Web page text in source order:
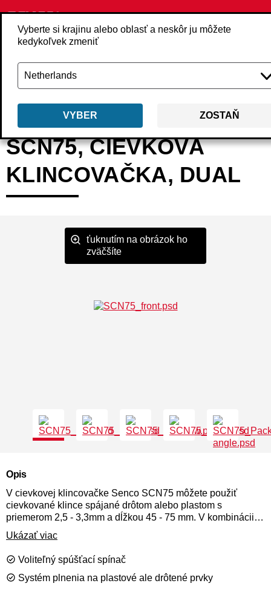
Vyberte si krajinu alebo oblasť a neskôr ju môžete
kedykoľvek zmeniť
VYBER ZOSTAŇ
Späť Produkty Náradie Klincovače
SCN75, CIEVKOVÁ
KLINCOVAČKA, DUAL
ťuknutím na obrázok ho
zväčšíte
Opis
V cievkovej klincovačke Senco SCN75 môžete použiť
cievkované klince spájané drôtom alebo plastom s
priemerom 2,5 - 3,3mm a dĺžkou 45 - 75 mm. V kombinácii s
odolnosťou Senco môže tento nástroj pokrývať široké
spektrum aplikácií od stavebných konštrukcií až po
konštrukcie podláh a paluby.
Ukázať viac
Voliteľný spúšťací spínač
Systém plnenia na plastové ale drôtené prvky